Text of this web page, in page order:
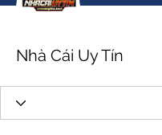
Nhà Cái Uy Tín